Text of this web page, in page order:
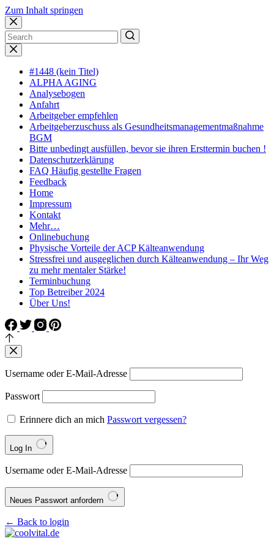
Zum Inhalt springen
No
results
#1448 (kein Titel)
ALPHA AGING
Analysebogen
Anfahrt
Arbeitgeber empfehlen
Arbeitgeberzuschuss als Gesundheitsmanagementmaßnahme
BGM
Bitte unbedingt ausfüllen, bevor sie ihren Ersttermin buchen !
Datenschutzerklärung
FAQ Häufig gestellte Fragen
Feedback
Home
Impressum
Kontakt
Mehr…
Onlinebuchung
Physische Vorteile der ACP Kälteanwendung
Stressfrei und ausgeglichen durch Kälteanwendung – Ihr Weg
zu mehr mentaler Stärke!
Terminbuchung
Top Betreiber 2024
Über Uns!
Username oder E-Mail-Adresse
Passwort
Erinnere dich an mich Passwort vergessen?
Log In
Username oder E-Mail-Adresse
Neues Passwort anfordern
← Back to login